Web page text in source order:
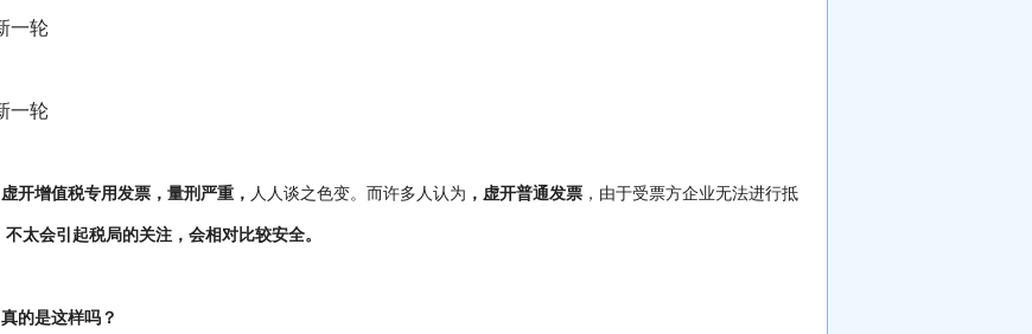
虚开增值税专用发票，量刑严重， 人人谈之色变。而许多人认为 ，虚开普通发票，由于受票方企业无法进行抵
不太会引起税局的关注，会相对比较安全。
真的是这样吗？